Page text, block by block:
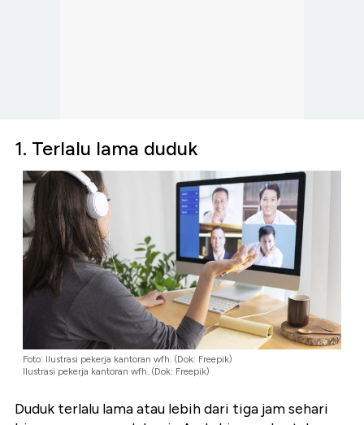
1. Terlalu lama duduk
Foto: Ilustrasi pekerja kantoran wfh. (Dok: Freepik)
Ilustrasi pekerja kantoran wfh. (Dok: Freepik)
Duduk terlalu lama atau lebih dari tiga jam sehari